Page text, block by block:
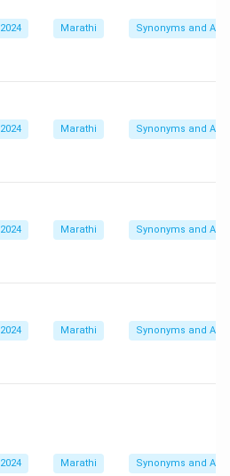
Marathi Synonyms and
Marathi Synonyms and
Marathi Synonyms and
Marathi Synonyms and
Marathi Synonyms and